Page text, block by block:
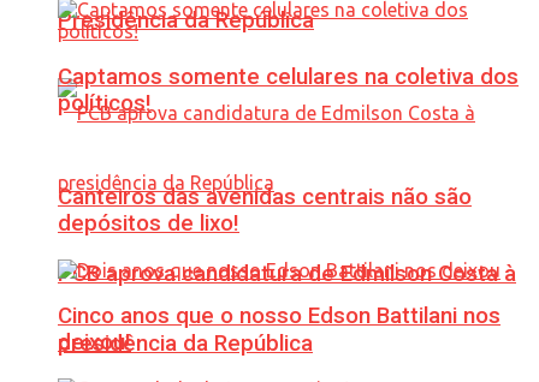
Presidência da República
PCB aprova candidatura de Edmilson Costa à
presidência da República
Captamos somente celulares na coletiva dos
políticos!
Canteiros das avenidas centrais não são
depósitos de lixo!
Cinco anos que o nosso Edson Battilani nos
deixou!